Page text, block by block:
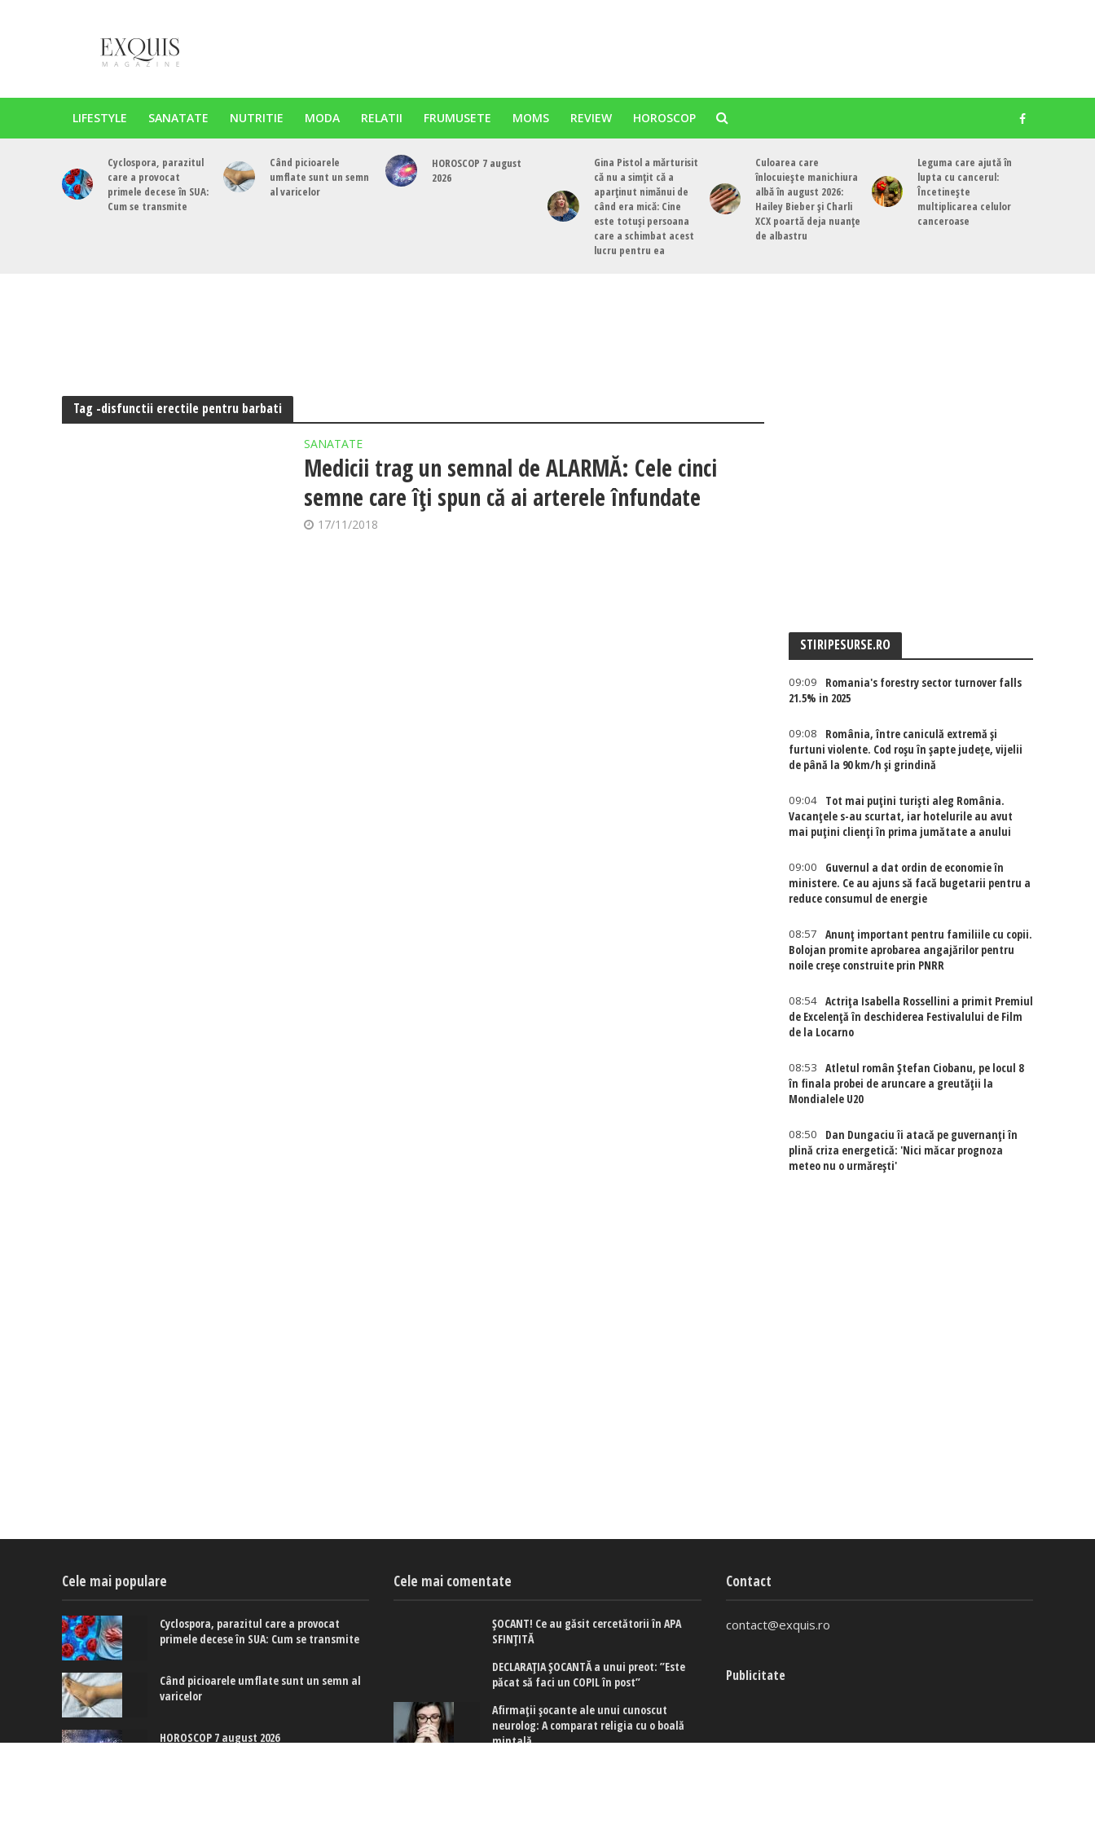
LIFESTYLE SANATATE NUTRITIE MODA RELATII FRUMUSETE MOMS REVIEW HOROSCOP
Cyclospora, parazitul
care a provocat
primele decese în SUA:
Cum se transmite
Când picioarele
umflate sunt un semn
al varicelor
HOROSCOP 7 august
2026
Gina Pistol a mărturisit
că nu a simțit că a
aparținut nimănui de
când era mică: Cine
este totuși persoana
care a schimbat acest
lucru pentru ea
Culoarea care
înlocuiește manichiura
albă în august 2026:
Hailey Bieber și Charli
XCX poartă deja nuanțe
de albastru
Leguma care ajută în
lupta cu cancerul:
Încetinește
multiplicarea celulor
canceroase
Tag -disfunctii erectile pentru barbati
SANATATE
Medicii trag un semnal de ALARMĂ: Cele cinci
semne care îţi spun că ai arterele înfundate
17/11/2018
STIRIPESURSE.RO
09:09
Romania's forestry sector turnover falls
21.5% in 2025
09:08
România, între caniculă extremă și
furtuni violente. Cod roșu în șapte județe, vijelii
de până la 90 km/h și grindină
09:04
Tot mai puțini turiști aleg România.
Vacanțele s-au scurtat, iar hotelurile au avut
mai puțini clienți în prima jumătate a anului
09:00
Guvernul a dat ordin de economie în
ministere. Ce au ajuns să facă bugetarii pentru a
reduce consumul de energie
08:57
Anunț important pentru familiile cu copii.
Bolojan promite aprobarea angajărilor pentru
noile creșe construite prin PNRR
08:54 Actriţa Isabella Rossellini a primit Premiul
de Excelenţă în deschiderea Festivalului de Film
de la Locarno
08:53
Atletul român Ștefan Ciobanu, pe locul 8
în finala probei de aruncare a greutății la
Mondialele U20
08:50
Dan Dungaciu îi atacă pe guvernanți în
plină criza energetică: 'Nici măcar prognoza
meteo nu o urmărești'
Cele mai populare
Cyclospora, parazitul care a provocat
primele decese în SUA: Cum se transmite
Când picioarele umflate sunt un semn al
varicelor
HOROSCOP 7 august 2026
Cele mai comentate
ȘOCANT! Ce au găsit cercetătorii în APA
SFINȚITĂ
DECLARAȚIA ȘOCANTĂ a unui preot: ”Este
păcat să faci un COPIL în post”
Afirmaţii şocante ale unui cunoscut
neurolog: A comparat religia cu o boală
mintală
Contact
contact@exquis.ro
Publicitate